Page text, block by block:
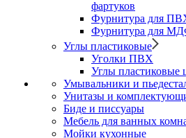
фартуков
Фурнитура для
Фурнитура для
Углы пластиковые
Уголки ПВХ
Углы пластиковые
Умывальники и
Унитазы и
Биде и писсуары
Мебель для ванных
Мойки кухонные